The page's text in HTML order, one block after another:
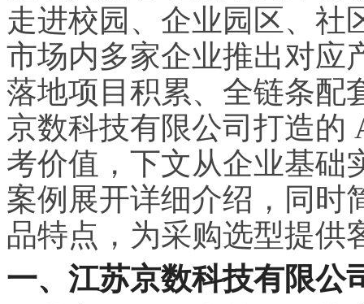
走进校园、企业园区、社
市场内多家企业推出对应
落地项目积累、全链条配
京数科技有限公司打造的
考价值，下文从企业基础
案例展开详细介绍，同时
品特点，为采购选型提供
一、江苏京数科技有限公